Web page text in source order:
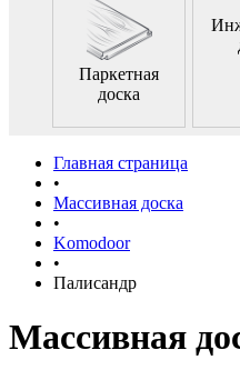
Паркетная
доска
Главная страница
•
Массивная доска
•
Komodoor
•
Палисандр
Массивная